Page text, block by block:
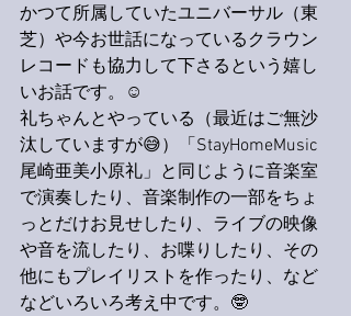
かつて所属していたユニバーサル（東
芝）や今お世話になっているクラウン
レコードも協力して下さるという嬉し
いお話です。☺️
礼ちゃんとやっている（最近はご無沙
汰していますが😅）「StayHomeMusic
尾崎亜美小原礼」と同じように音楽室
で演奏したり、音楽制作の一部をちょ
っとだけお見せしたり、ライブの映像
や音を流したり、お喋りしたり、その
他にもプレイリストを作ったり、など
などいろいろ考え中です。🤓